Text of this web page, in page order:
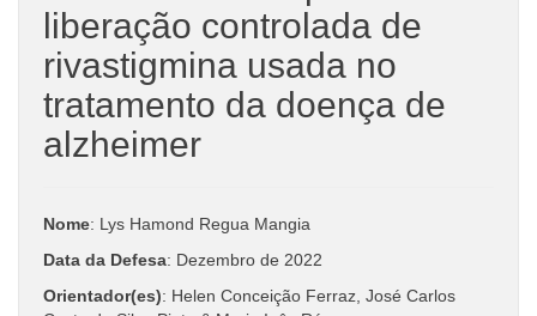
liberação controlada de
rivastigmina usada no
tratamento da doença de
alzheimer
Nome: Lys Hamond Regua Mangia
Data da Defesa: Dezembro de 2022
Orientador(es): Helen Conceição Ferraz, José Carlos